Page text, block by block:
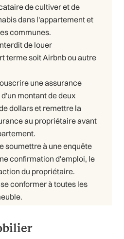
de cultiver et de
dans l'appartement et
communes.
de louer
terme soit Airbnb ou autre
une assurance
montant de deux
dollars et remettre la
au propriétaire avant
soumettre à une enquête
confirmation d'emploi, le
du propriétaire.
conformer à toutes les